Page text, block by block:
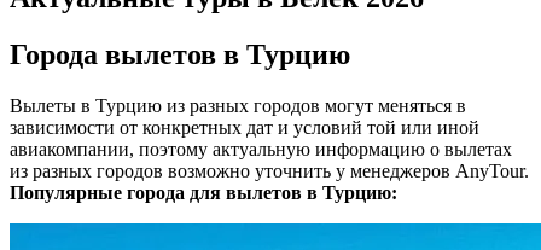
Города вылетов в Турцию
Вылеты в Турцию из разных городов могут меняться в
зависимости от конкретных дат и условий той или иной
авиакомпании, поэтому актуальную информацию о вылетах
из разных городов возможно уточнить у менеджеров AnyTour.
Популярные города для вылетов в Турцию: